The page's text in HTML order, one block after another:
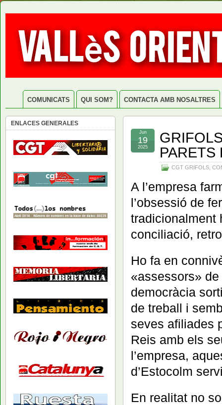
COMUNICATS QUI SOM? CONTACTA AMB NOSALTRES
PARETS
CGT GRIFOLS
Jun
19
2025
A l’empresa
l’obsessió de
tradicionalment
conciliació,
Ho fa en
«assessors»
democràcia
de treball i
seves afiliades
Reis amb els
l’empresa,
d’Estocolm
En realitat no
ENLACES GENERALES